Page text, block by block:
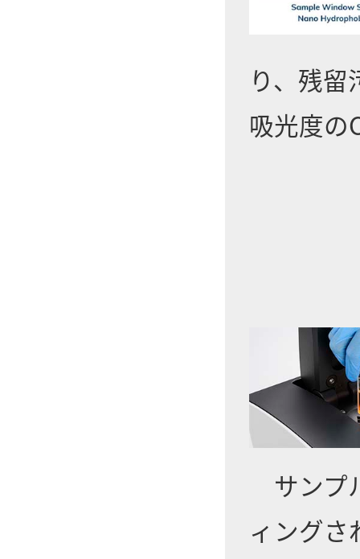
り、残
吸光度の
サンプ
ィングさ